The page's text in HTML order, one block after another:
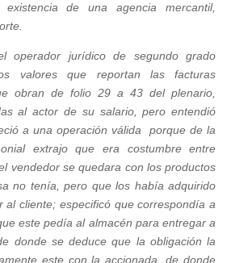
existencia de una agencia mercantil,
operador jurídico de segundo grado
valores que reportan las facturas
obran de folio 29 a 43 del plenario,
al actor de su salario, pero entendió
a una operación válida porque de la
extrajo que era costumbre entre
vendedor se quedara con los productos
no tenía, pero que los había adquirido
al cliente; especificó que correspondía a
este pedía al almacén para entregar a
donde se deduce que la obligación la
este con la accionada, de donde